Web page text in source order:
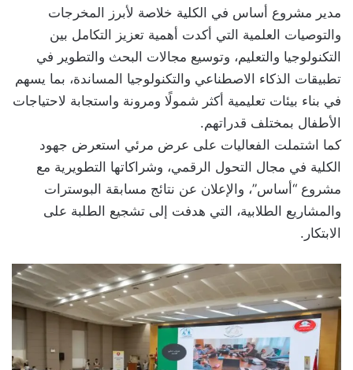
مدير مشروع أساس في الكلية خلاصة لأبرز المخرجات
والتوصيات العلمية التي أكدت أهمية تعزيز التكامل بين
التكنولوجيا والتعليم، وتوسيع مجالات البحث والتطوير في
تطبيقات الذكاء الاصطناعي والتكنولوجيا المساندة، بما يسهم
في بناء بيئات تعليمية أكثر شمولًا ومرونة واستجابة لاحتياجات
الأطفال بمختلف قدراتهم.
كما اشتملت الفعاليات على عرض مرئي استعرض جهود
الكلية في مجال التحول الرقمي، وشراكاتها التطويرية مع
مشروع “أساس”، والإعلان عن نتائج مسابقة البوسترات
والمشاريع الطلابية، التي هدفت إلى تشجيع الطلبة على
الابتكار.